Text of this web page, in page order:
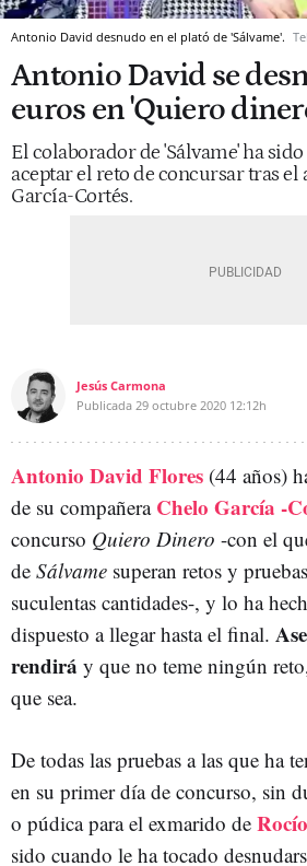
Antonio David desnudo en el plató de 'Sálvame'.
Antonio David se
euros en 'Quiero
El colaborador de 'Sálvame' ha
aceptar el reto de concursar tras el
García-Cortés.
Jesús Carmona
Publicada 29 octubre 2020 12:12h
Antonio David Flores (44 años)
de su compañera Chelo García -
concurso Quiero Dinero -con el
de Sálvame superan retos y
suculentas cantidades-, y lo ha
dispuesto a llegar hasta el final.
rendirá y que no teme ningún
que sea.
De todas las pruebas a las que ha
en su primer día de concurso, sin
o púdica para el exmarido de
sido cuando le ha tocado